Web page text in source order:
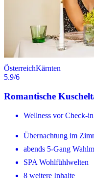
ÖsterreichKärnten
5.9/6
Romantische
Wellness vor Check-
Übernachtung im
abends 5-Gang
SPA Wohlfühlwelten
8 weitere Inhalte